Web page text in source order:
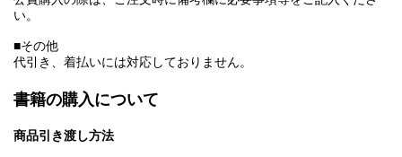
い。
■その他
代引き、着払いには対応しておりません。
書籍の購入について
商品引き渡し方法